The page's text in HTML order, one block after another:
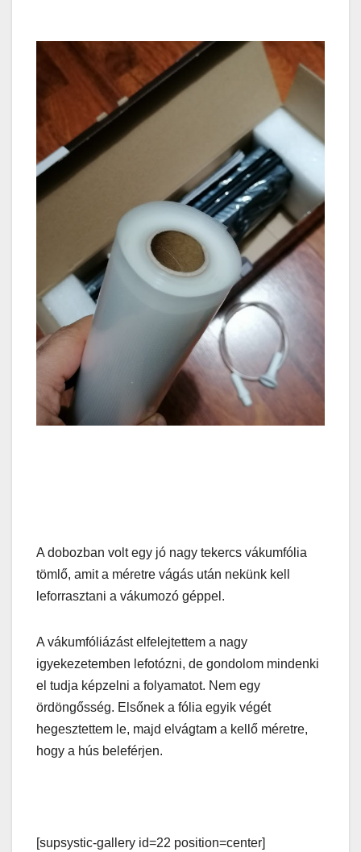
A dobozban volt egy jó nagy tekercs vákumfólia
tömlő, amit a méretre vágás után nekünk kell
leforrasztani a vákumozó géppel.
A vákumfóliázást elfelejtettem a nagy
igyekezetemben lefotózni, de gondolom mindenki
el tudja képzelni a folyamatot. Nem egy
ördöngősség. Elsőnek a fólia egyik végét
hegesztettem le, majd elvágtam a kellő méretre,
hogy a hús beleférjen.
[supsystic-gallery id=22 position=center]